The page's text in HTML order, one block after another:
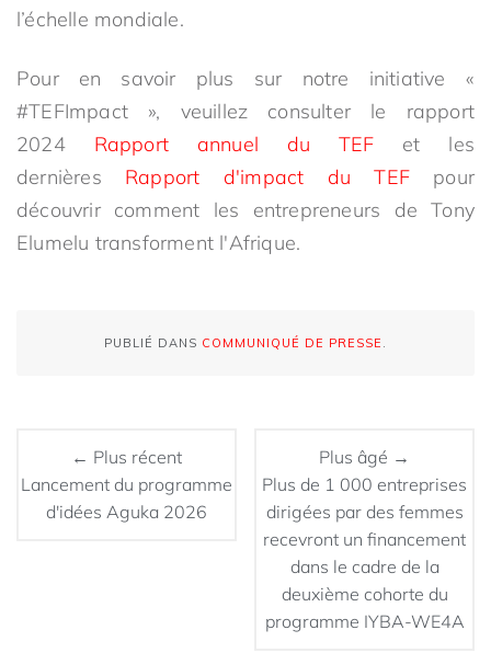
l’échelle mondiale.
Pour en savoir plus sur notre initiative «
#TEFImpact », veuillez consulter le rapport
2024 Rapport annuel du TEF et les
dernières Rapport d'impact du TEFpour
découvrir comment les entrepreneurs de Tony
Elumelu transforment l'Afrique.
PUBLIÉ DANS COMMUNIQUÉ DE PRESSE .
← Plus récent
Lancement du programme
d'idées Aguka 2026
Plus âgé →
Plus de 1 000 entreprises
dirigées par des femmes
recevront un financement
dans le cadre de la
deuxième cohorte du
programme IYBA-WE4A